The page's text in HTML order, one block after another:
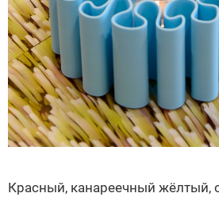
Красный, канареечный жёлтый,